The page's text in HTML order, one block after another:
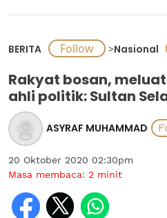
BERITA >Nasional
Rakyat bosan,
ahli politik: Sultan
ASYRAF MUHAMMAD
20 Oktober 2020 02:30pm
Masa membaca: 2 minit